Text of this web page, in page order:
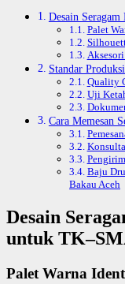
Desain
Palet
Standar
Quality
Uji
Cara Memesan
Baju
Bakau Aceh
Desain
untuk
Palet Warna